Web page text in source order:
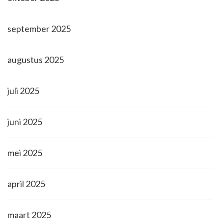
september 2025
augustus 2025
juli 2025
juni 2025
mei 2025
april 2025
maart 2025